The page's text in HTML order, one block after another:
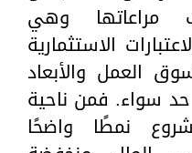
مراعاتها وهي
الاستثمارية
العمل والأبعاد
حد سواء. فمن ناحية
نمطًا واضحًا